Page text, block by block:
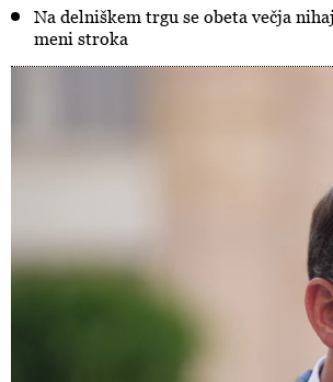
Na delniškem trgu se obeta večja
meni stroka